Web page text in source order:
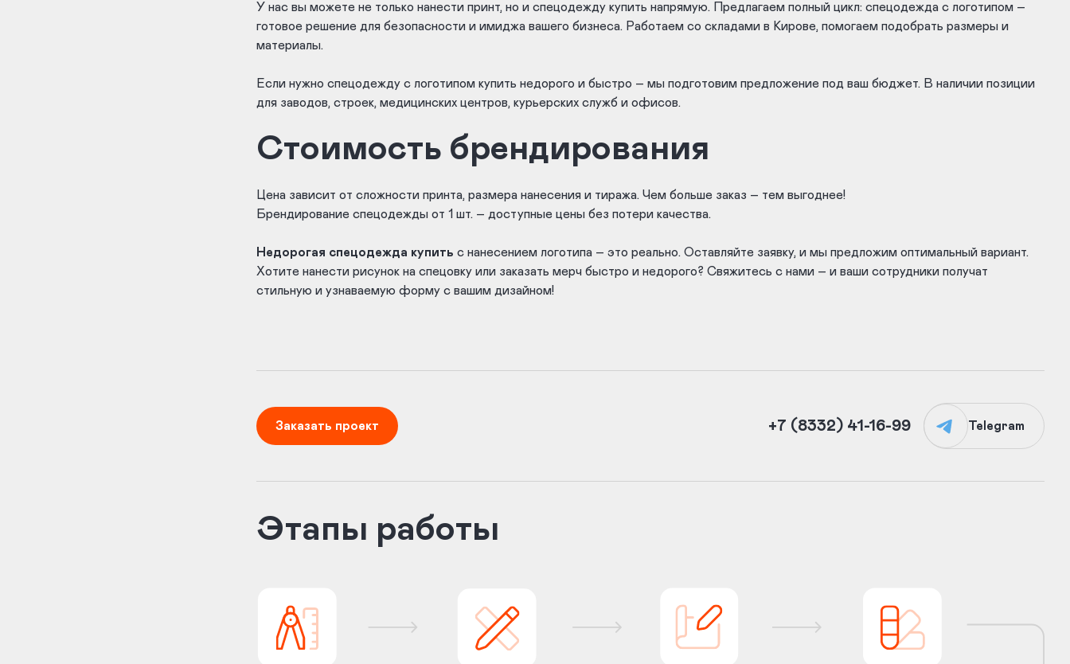
У нас вы можете не только нанести принт, но и спецодежду купить напрямую. Предлагаем полный цикл: спецодежда с логотипом –
готовое решение для безопасности и имиджа вашего бизнеса. Работаем со складами в Кирове, помогаем подобрать размеры и
материалы.
Если нужно спецодежду с логотипом купить недорого и быстро – мы подготовим предложение под ваш бюджет. В наличии позиции
для заводов, строек, медицинских центров, курьерских служб и офисов.
Стоимость брендирования
Цена зависит от сложности принта, размера нанесения и тиража. Чем больше заказ – тем выгоднее!
Брендирование спецодежды от 1 шт. – доступные цены без потери качества.
Недорогая спецодежда купить с нанесением логотипа – это реально. Оставляйте заявку, и мы предложим оптимальный вариант.
Хотите нанести рисунок на спецовку или заказать мерч быстро и недорого? Свяжитесь с нами – и ваши сотрудники получат
стильную и узнаваемую форму с вашим дизайном!
Заказать проект +7 (8332) 41-16-99 Telegram
Этапы работы